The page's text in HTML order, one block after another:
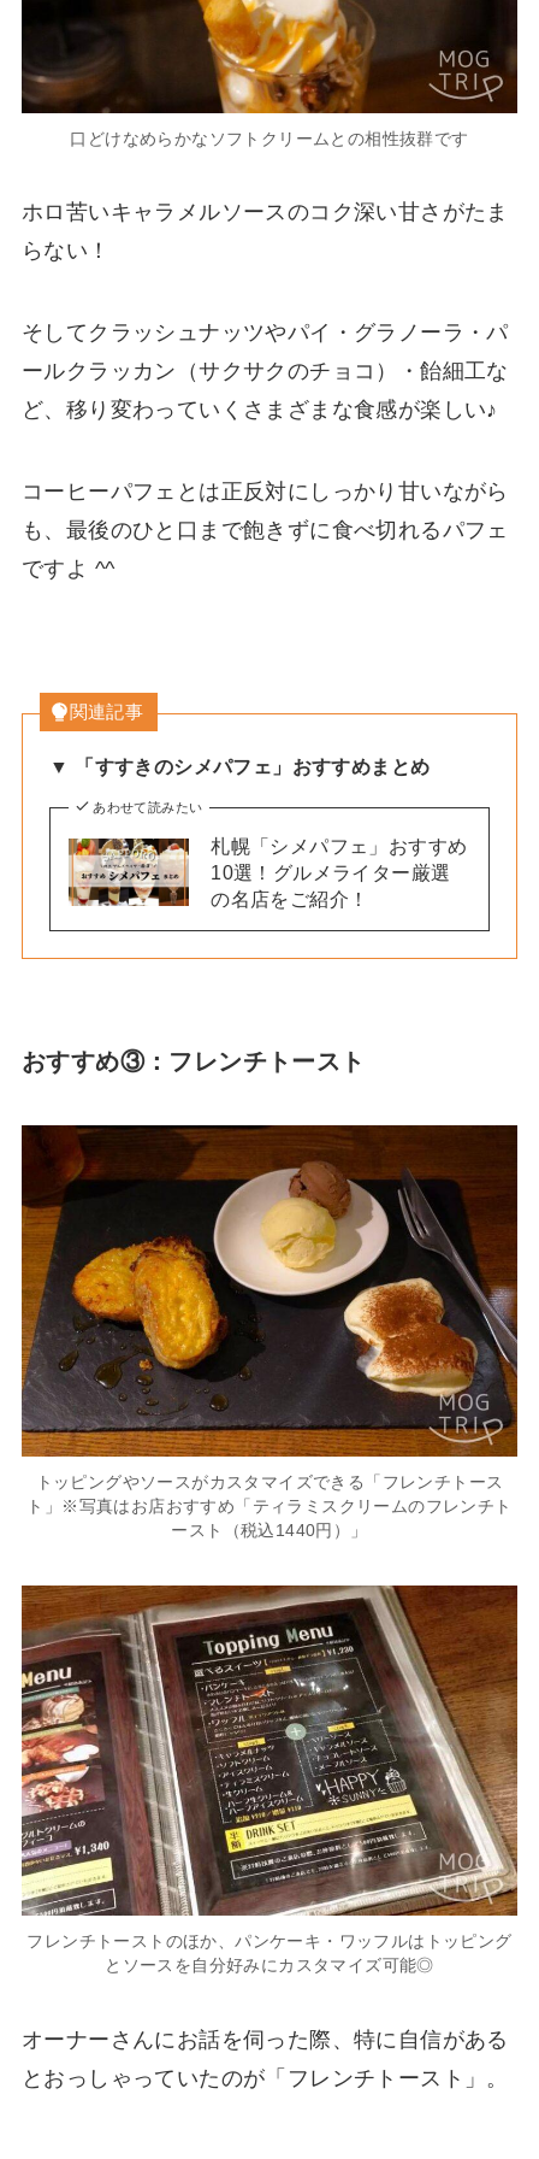
口どけなめらかなソフトクリームとの相性抜群です
ホロ苦いキャラメルソースのコク深い甘さがたま
らない！
そしてクラッシュナッツやパイ・グラノーラ・パ
ールクラッカン（サクサクのチョコ）・飴細工な
ど、移り変わっていくさまざまな食感が楽しい♪
コーヒーパフェとは正反対にしっかり甘いながら
も、最後のひと口まで飽きずに食べ切れるパフェ
ですよ ^^
関連記事
▼ 「すすきのシメパフェ」おすすめまとめ
あわせて読みたい
札幌「シメパフェ」おすすめ
10選！グルメライター厳選
の名店をご紹介！
おすすめ③：フレンチトースト
トッピングやソースがカスタマイズできる「フレンチトース
ト」※写真はお店おすすめ「ティラミスクリームのフレンチト
ースト（税込1440円）」
フレンチトーストのほか、パンケーキ・ワッフルはトッピング
とソースを自分好みにカスタマイズ可能◎
オーナーさんにお話を伺った際、特に自信がある
とおっしゃっていたのが「フレンチトースト」。